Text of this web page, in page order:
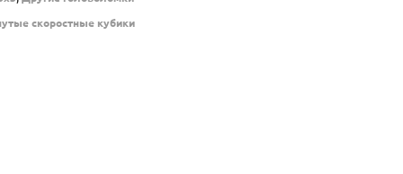
скоростные кубики